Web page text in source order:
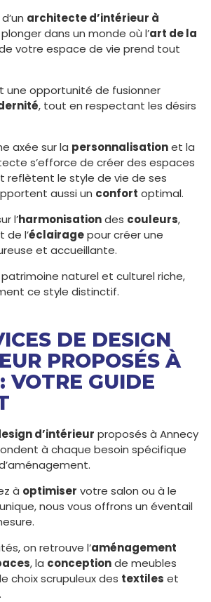
architecte d’intérieur à
dans un monde où l’art de la
votre espace de vie prend tout
une opportunité de fusionner
, tout en respectant les désirs
axée sur la personnalisationet la
s’efforce de créer des espaces
reflètent le style de vie de ses
aussi un confort optimal.
l’harmonisationdes couleurs,
de l’éclairagepour créer une
et accueillante.
naturel et culturel riche,
ce style distinctif.
DE DESIGN
PROPOSÉS À
VOTRE GUIDE
d’intérieur proposés à Annecy
à chaque besoin spécifique
à optimiser votre salon ou à le
unique, nous vous offrons un éventail
on retrouve l’aménagement
, la conceptionde meubles
choix scrupuleux des textiles et
.